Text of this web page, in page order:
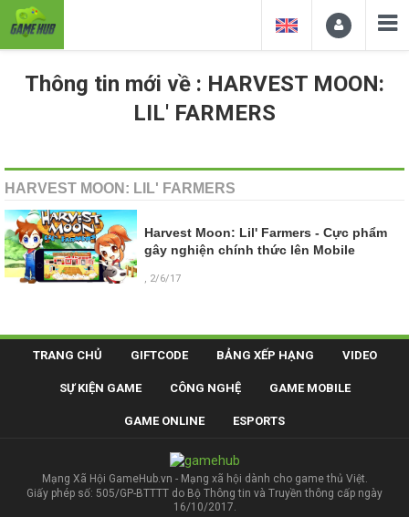
Thông tin mới về : HARVEST MOON:
LIL' FARMERS
HARVEST MOON: LIL' FARMERS
Harvest Moon: Lil' Farmers - Cực phẩm
gây nghiện chính thức lên Mobile
, 2/6/17
TRANG CHỦ GIFTCODE BẢNG XẾP HẠNG VIDEO
SỰ KIỆN GAME CÔNG NGHỆ GAME MOBILE
GAME ONLINE ESPORTS
Mạng Xã Hội GameHub.vn - Mạng xã hội dành cho game thủ Việt.
Giấy phép số: 505/GP-BTTTT do Bộ Thông tin và Truyền thông cấp ngày
16/10/2017.